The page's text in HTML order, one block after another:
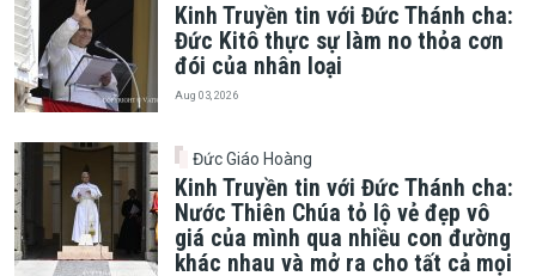
Kinh Truyền tin với Đức Thánh cha:
Đức Kitô thực sự làm no thỏa cơn
đói của nhân loại
Aug 03, 2026
Đức Giáo Hoàng
Kinh Truyền tin với Đức Thánh cha:
Nước Thiên Chúa tỏ lộ vẻ đẹp vô
giá của mình qua nhiều con đường
khác nhau và mở ra cho tất cả mọi